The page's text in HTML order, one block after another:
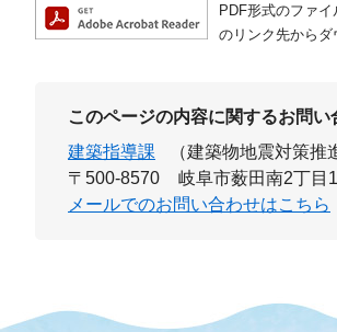
PDF形式のファイ
のリンク先からダ
このページの内容に関するお問い
建築指導課
（建築物地震対策推
〒500-8570
岐阜市薮田南2丁
メールでのお問い合わせはこちら